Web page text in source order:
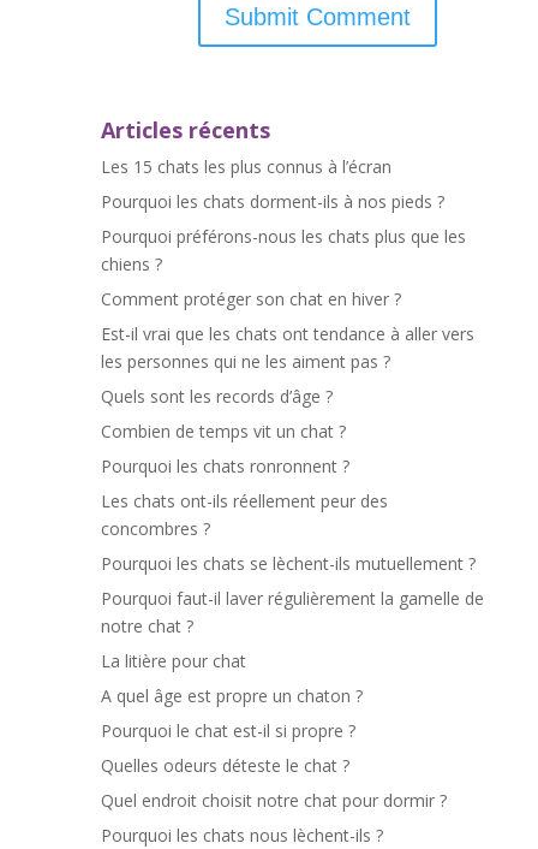
Articles récents
Les 15 chats les plus connus à l’écran
Pourquoi les chats dorment-ils à nos pieds ?
Pourquoi préférons-nous les chats plus que les
chiens ?
Comment protéger son chat en hiver ?
Est-il vrai que les chats ont tendance à aller vers
les personnes qui ne les aiment pas ?
Quels sont les records d’âge ?
Combien de temps vit un chat ?
Pourquoi les chats ronronnent ?
Les chats ont-ils réellement peur des
concombres ?
Pourquoi les chats se lèchent-ils mutuellement ?
Pourquoi faut-il laver régulièrement la gamelle de
notre chat ?
La litière pour chat
A quel âge est propre un chaton ?
Pourquoi le chat est-il si propre ?
Quelles odeurs déteste le chat ?
Quel endroit choisit notre chat pour dormir ?
Pourquoi les chats nous lèchent-ils ?